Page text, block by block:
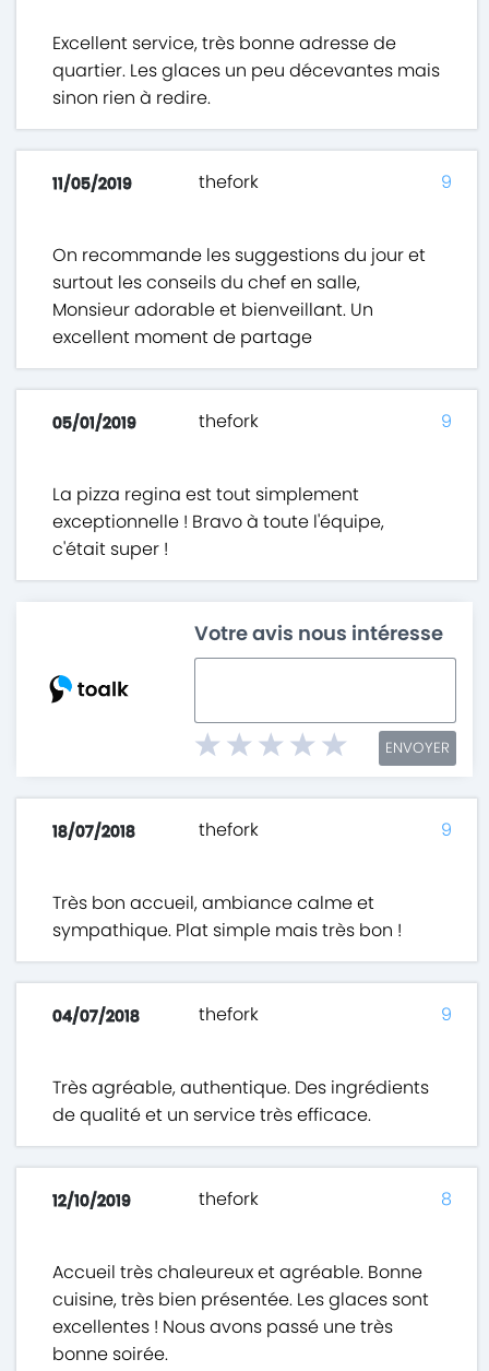
Excellent service, très bonne adresse de
quartier. Les glaces un peu décevantes mais
sinon rien à redire.
11/05/2019 thefork
On recommande les suggestions du jour et
surtout les conseils du chef en salle,
Monsieur adorable et bienveillant. Un
excellent moment de partage
9
05/01/2019 thefork
La pizza regina est tout simplement
exceptionnelle ! Bravo à toute l'équipe,
c'était super !
9
Votre avis nous intéresse
ENVOYER
18/07/2018 thefork
Très bon accueil, ambiance calme et
sympathique. Plat simple mais très bon !
9
04/07/2018 thefork
Très agréable, authentique. Des ingrédients
de qualité et un service très efficace.
9
12/10/2019 thefork
Accueil très chaleureux et agréable. Bonne
cuisine, très bien présentée. Les glaces sont
excellentes ! Nous avons passé une très
bonne soirée.
8